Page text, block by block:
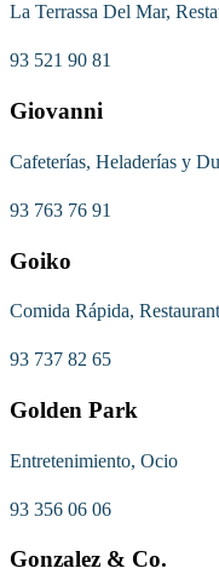
La Terrassa Del Mar,
93 521 90 81
Giovanni
Cafeterías, Heladerías y
93 763 76 91
Goiko
Comida Rápida,
93 737 82 65
Golden Park
Entretenimiento, Ocio
93 356 06 06
Gonzalez & Co.